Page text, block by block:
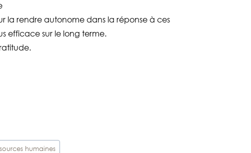
la rendre autonome dans la réponse à ces
efficace sur le long terme.
humaines